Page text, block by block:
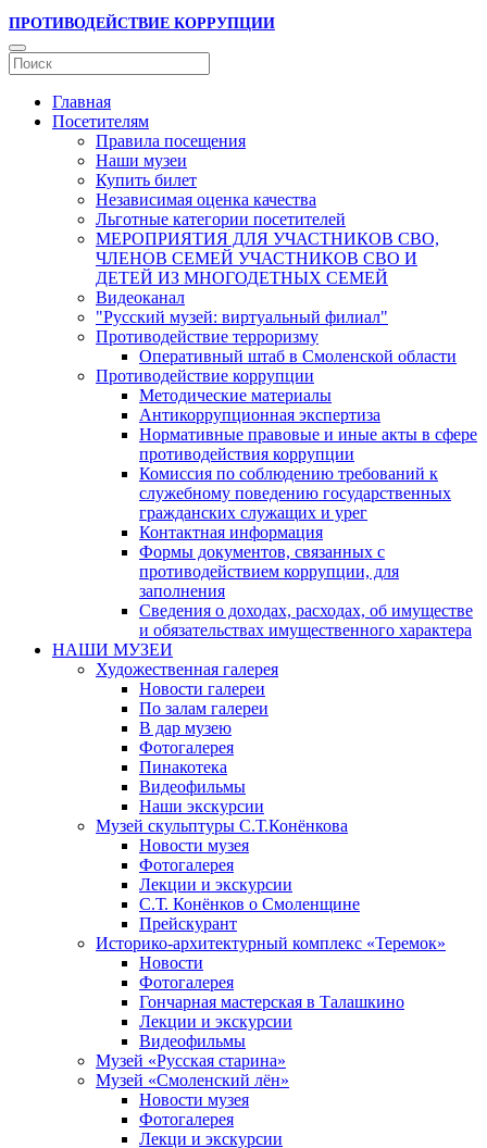
ПРОТИВОДЕЙСТВИЕ КОРРУПЦИИ
Главная
Посетителям
Правила посещения
Наши музеи
Купить билет
Независимая оценка качества
Льготные категории посетителей
МЕРОПРИЯТИЯ ДЛЯ УЧАСТНИКОВ СВО,
ЧЛЕНОВ СЕМЕЙ УЧАСТНИКОВ СВО И
ДЕТЕЙ ИЗ МНОГОДЕТНЫХ СЕМЕЙ
Видеоканал
"Русский музей: виртуальный филиал"
Противодействие терроризму
Оперативный штаб в Смоленской области
Противодействие коррупции
Методические материалы
Антикоррупционная экспертиза
Нормативные правовые и иные акты в сфере
противодействия коррупции
Комиссия по соблюдению требований к
служебному поведению государственных
гражданских служащих и урег
Контактная информация
Формы документов, связанных с
противодействием коррупции, для
заполнения
Сведения о доходах, расходах, об имуществе
и обязательствах имущественного характера
НАШИ МУЗЕИ
Художественная галерея
Новости галереи
По залам галереи
В дар музею
Фотогалерея
Пинакотека
Видеофильмы
Наши экскурсии
Музей скульптуры С.Т.Конёнкова
Новости музея
Фотогалерея
Лекции и экскурсии
С.Т. Конёнков о Смоленщине
Прейскурант
Историко-архитектурный комплекс «Теремок»
Новости
Фотогалерея
Гончарная мастерская в Талашкино
Лекции и экскурсии
Видеофильмы
Музей «Русская старина»
Музей «Смоленский лён»
Новости музея
Фотогалерея
Лекци и экскурсии